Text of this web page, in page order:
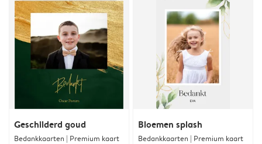
Geschilderd goud
Bedankkaarten | Premium kaart
Bloemen splash
Bedankkaarten | Premium kaart